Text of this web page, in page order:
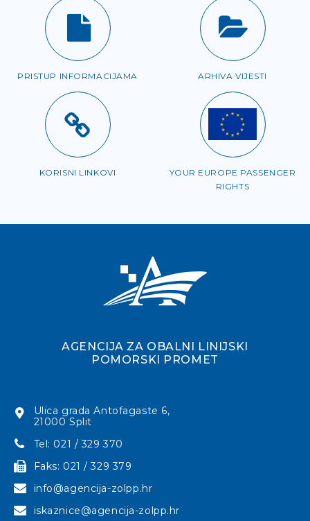
PRISTUP INFORMACIJAMA ARHIVA VIJESTI
KORISNI LINKOVI
YOUR EUROPE PASSENGER
RIGHTS
AGENCIJA ZA OBALNI LINIJSKI
POMORSKI PROMET
Ulica grada Antofagaste 6,
21000 Split
Tel: 021 / 329 370
Faks: 021 / 329 379
info@agencija-zolpp.hr
iskaznice@agencija-zolpp.hr